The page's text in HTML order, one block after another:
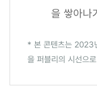
을 쌓아나
* 본 콘텐츠는 2023
을 퍼블리의 시선으